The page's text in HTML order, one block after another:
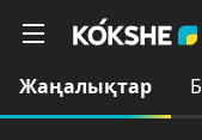
Жаңалықтар